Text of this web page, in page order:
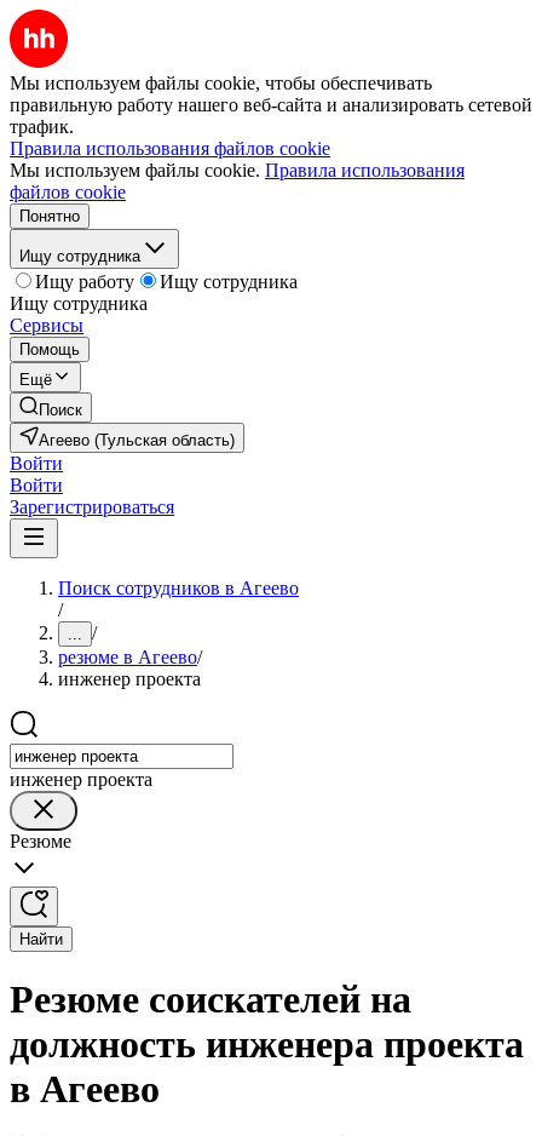
Мы используем файлы cookie, чтобы обеспечивать
правильную работу нашего веб-сайта и анализировать сетевой
трафик.
Правила использования файлов cookie
Мы используем файлы cookie. Правила использования
файлов cookie
Понятно
Ищу сотрудника
Ищу работу
Ищу сотрудника
Ищу сотрудника
Сервисы
Помощь
Ещё
Поиск
Агеево (Тульская область)
Войти
Войти
Зарегистрироваться
Поиск сотрудников в Агеево
/
... /
резюме в Агеево/
инженер проекта
инженер проекта
Резюме
Найти
Резюме соискателей на
должность инженера проекта
в Агеево